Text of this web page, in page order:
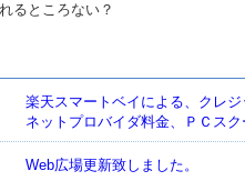
るところない？
楽天スマートベイによる、クレ
ネットプロバイダ料金、ＰＣス
Web広場更新致しました。